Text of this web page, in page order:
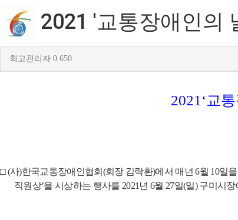
2021 '교통장애인의
최고관리자 0 650
2021‘교
□(사)한국교통장애인협회 (회장 김락환)에서 매년6월 10일을
직원상’을 시상하는 행사를 2021 년6월 27일(일)구미시장